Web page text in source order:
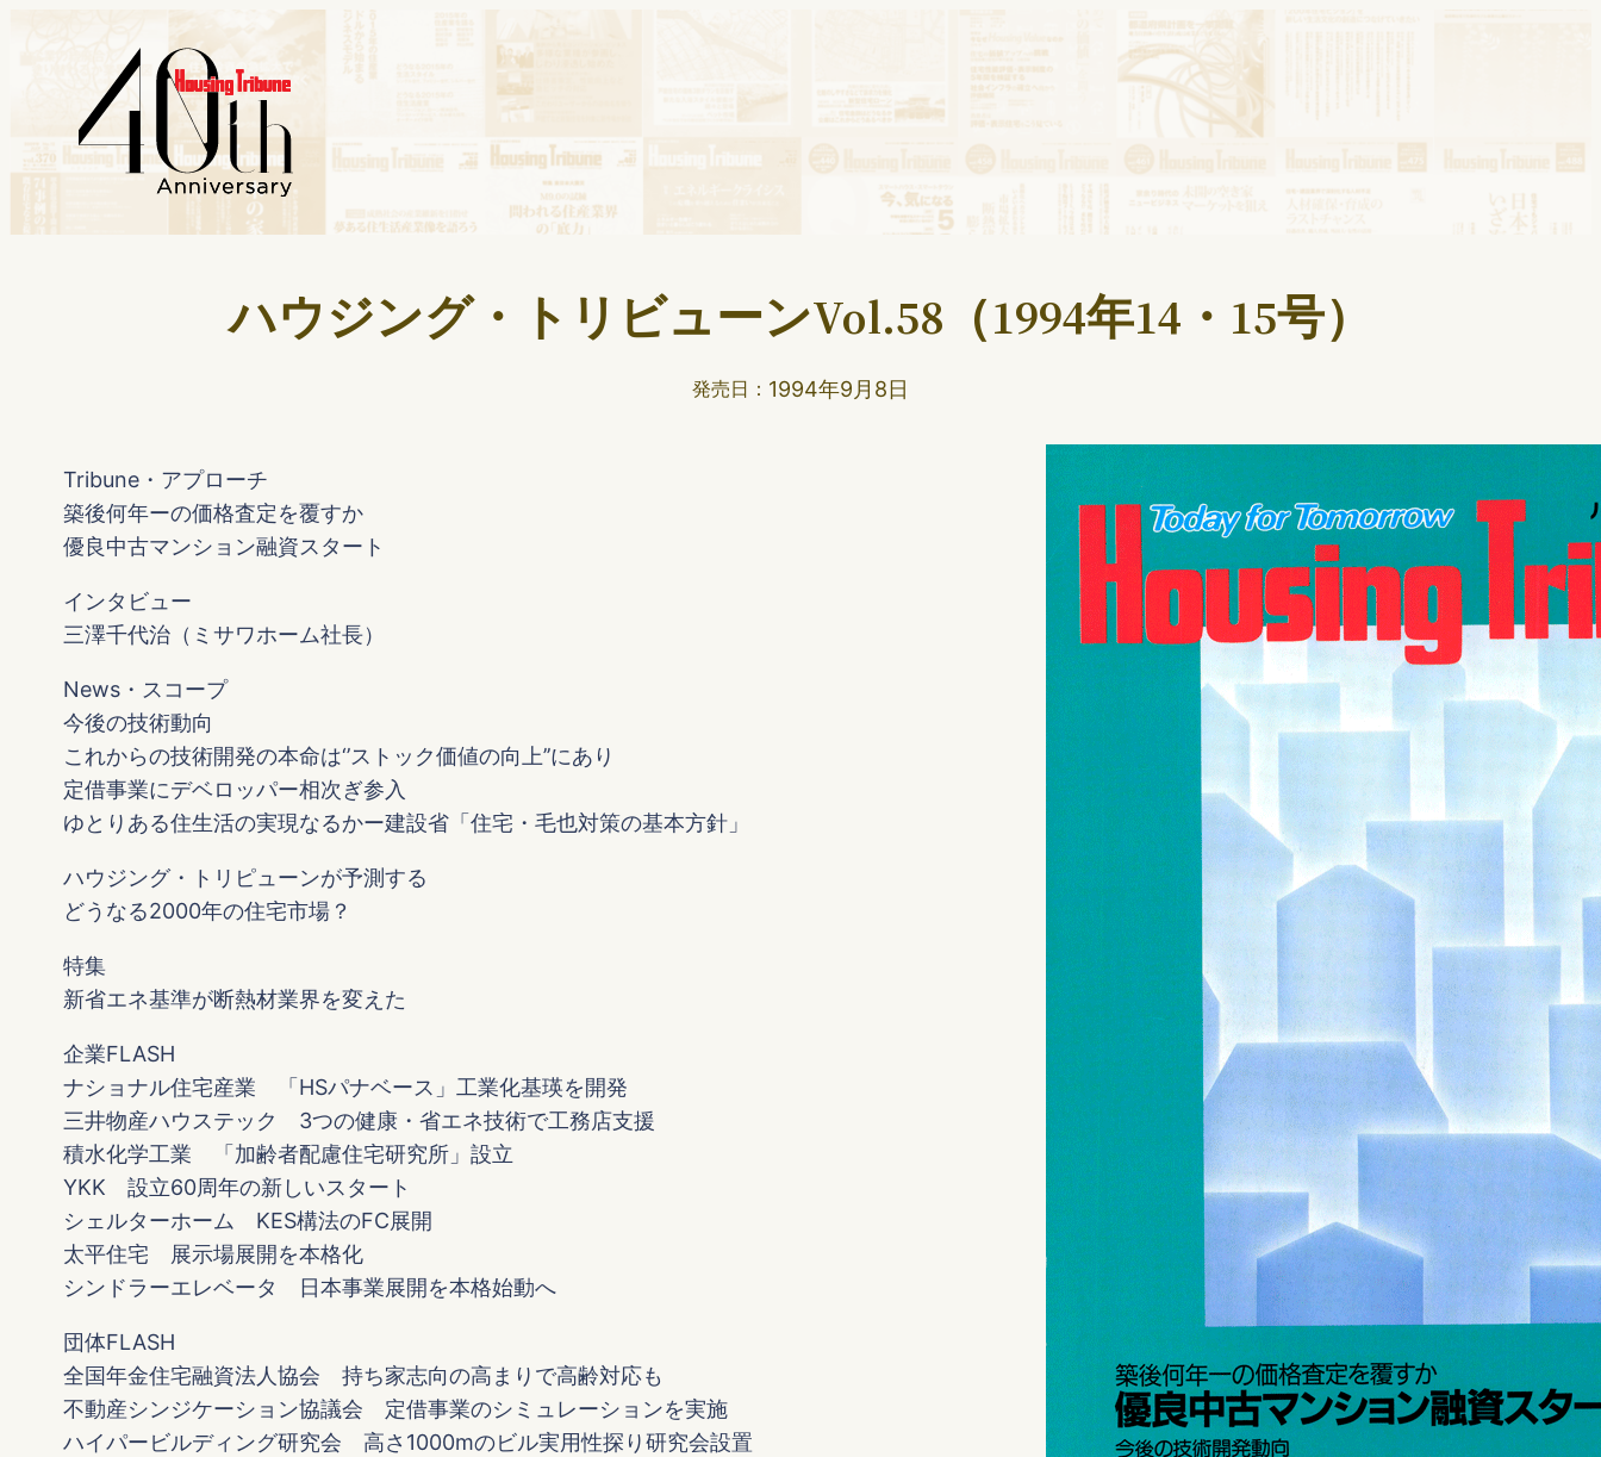
ハウジング・トリビューンVol.58（1994年14・15号）
発売日： 1994年9月8日
Tribune・アプローチ
築後何年ーの価格査定を覆すか
優良中古マンション融資スタート
インタビュー
三澤千代治（ミサワホーム社長）
News・スコープ
今後の技術動向
これからの技術開発の本命は‘’ストック価値の向上’’にあり
定借事業にデベロッパー相次ぎ参入
ゆとりある住生活の実現なるかー建設省「住宅・毛也対策の基本方針」
ハウジング・トリピューンが予測する
どうなる2000年の住宅市場？
特集
新省エネ基準が断熱材業界を変えた
企業FLASH
ナショナル住宅産業 「HSパナベース」工業化基瑛を開発
三井物産ハウステック 3つの健康・省エネ技術で工務店支援
積水化学工業 「加齢者配慮住宅研究所」設立
YKK 設立60周年の新しいスタート
シェルターホーム KES構法のFC展開
太平住宅 展示場展開を本格化
シンドラーエレベータ 日本事業展開を本格始動へ
団体FLASH
全国年金住宅融資法人協会 持ち家志向の高まりで高齢対応も
不動産シンジケーション協議会 定借事業のシミュレーションを実施
ハイパービルディング研究会 高さ1000mのビル実用性探り研究会設置